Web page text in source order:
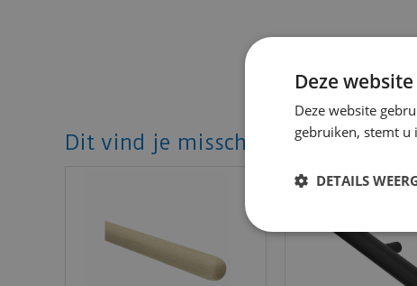
Dit vind je misschien ook mooi!
Deze
Deze website
gebruiken, stemt u
DETAILS